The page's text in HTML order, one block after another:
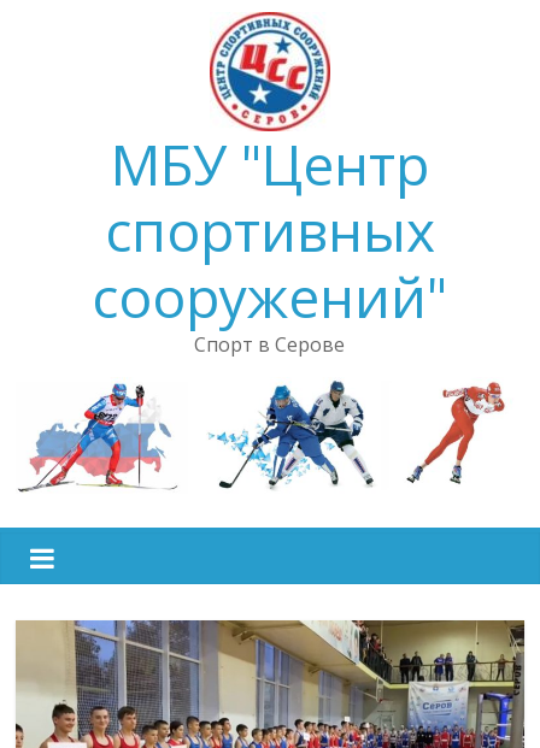
МБУ "Центр
спортивных
сооружений"
Спорт в Серове